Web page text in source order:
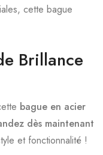
cette bague
Brillance
bague en acier
dès maintenant
et fonctionnalité !